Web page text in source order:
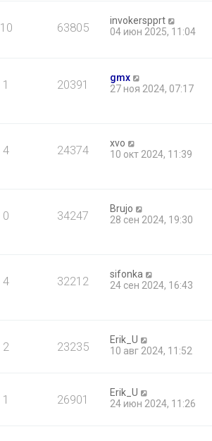
10 63805
invokerspprt
04 июн 2025, 11:04
1 20391
gmx
27 ноя 2024, 07:17
4 24374
xvo
10 окт 2024, 11:39
0 34247
Brujo
28 сен 2024, 19:30
4 32212
sifonka
24 сен 2024, 16:43
2 23235
Erik_U
10 авг 2024, 11:52
1 26901
Erik_U
24 июн 2024, 11:26